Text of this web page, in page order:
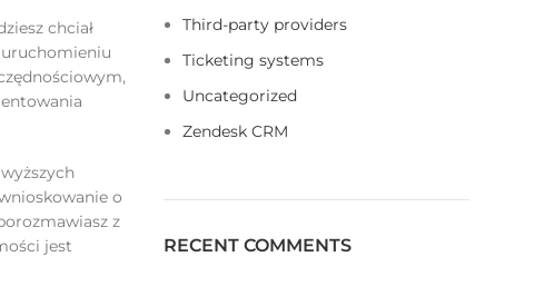
chciał
o
z
jest
Third-party providers
Ticketing systems
Uncategorized
Zendesk CRM
RECENT COMMENTS